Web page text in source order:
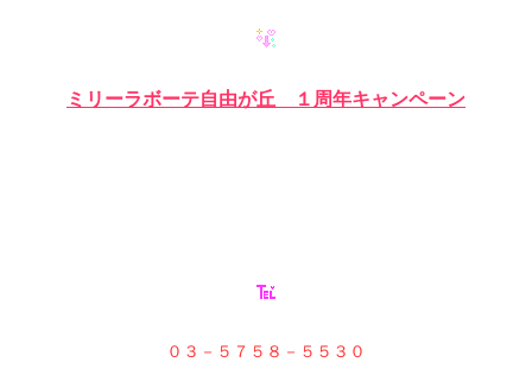
ミリーラボーテ自由が丘 １周年キャンペーン
０３－５７５８－５５３０